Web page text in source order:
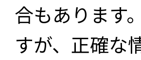
合もあります
すが、正確な